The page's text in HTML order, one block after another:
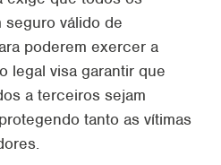
válido de
poderem exercer a
legal visa garantir que
a terceiros sejam
tanto as vítimas